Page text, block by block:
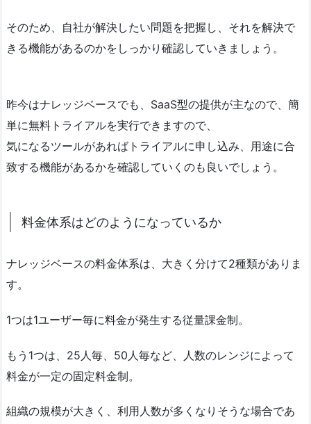
そのため、自社が解決したい問題を把握し、それを解決で
きる機能があるのかをしっかり確認していきましょう。
昨今はナレッジベースでも、SaaS型の提供が主なので、簡
単に無料トライアルを実行できますので、
気になるツールがあればトライアルに申し込み、用途に合
致する機能があるかを確認していくのも良いでしょう。
料金体系はどのようになっているか
ナレッジベースの料金体系は、大きく分けて2種類がありま
す。
1つは1ユーザー毎に料金が発生する従量課金制。
もう1つは、25人毎、50人毎など、人数のレンジによって
料金が一定の固定料金制。
組織の規模が大きく、利用人数が多くなりそうな場合であ